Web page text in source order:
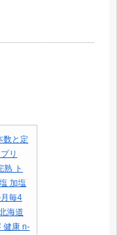
数と定
リ
熟 ト
加塩
毎4
海道
健康 n-